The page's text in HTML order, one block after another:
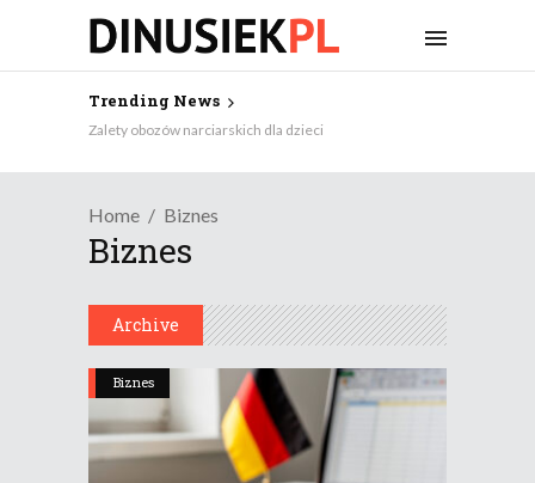
Trending News
Zalety obozów narciarskich dla dzieci
Home Biznes
Biznes
Archive
Biznes